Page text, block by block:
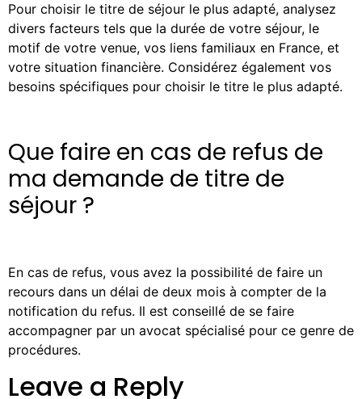
Pour choisir le titre de séjour le plus adapté, analysez
divers facteurs tels que la durée de votre séjour, le
motif de votre venue, vos liens familiaux en France, et
votre situation financière. Considérez également vos
besoins spécifiques pour choisir le titre le plus adapté.
Que faire en cas de refus de
ma demande de titre de
séjour ?
En cas de refus, vous avez la possibilité de faire un
recours dans un délai de deux mois à compter de la
notification du refus. Il est conseillé de se faire
accompagner par un avocat spécialisé pour ce genre de
procédures.
Leave a Reply